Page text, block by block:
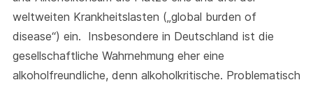
weltweiten Krankheitslasten („global burden of
disease“) ein. Insbesondere in Deutschland ist die
gesellschaftliche Wahrnehmung eher eine
alkoholfreundliche, denn alkoholkritische. Problematisch